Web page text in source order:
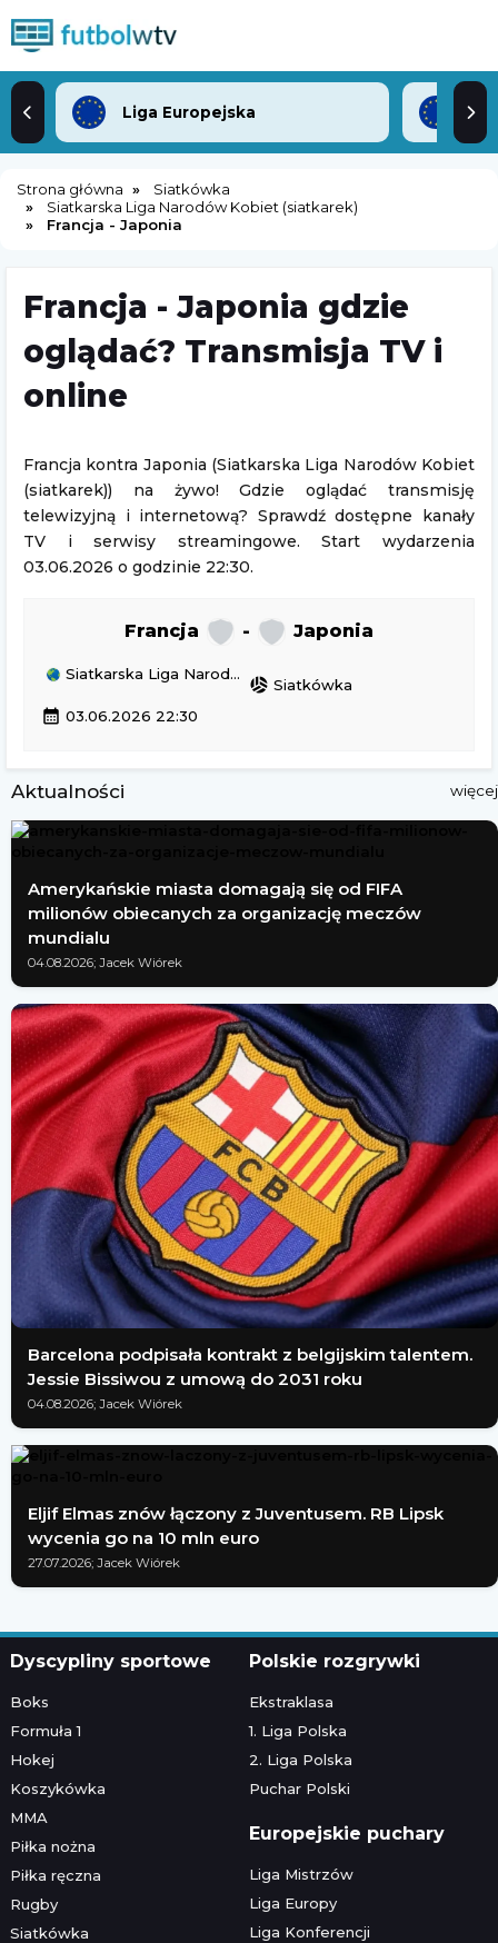
Liga Europejska
Strona główna
Siatkówka
Siatkarska Liga Narodów Kobiet (siatkarek)
Francja - Japonia
Francja - Japonia gdzie
oglądać? Transmisja TV i
online
Francja kontra Japonia (Siatkarska Liga Narodów Kobiet
(siatkarek)) na żywo! Gdzie oglądać transmisję
telewizyjną i internetową? Sprawdź dostępne kanały
TV i serwisy streamingowe. Start wydarzenia
03.06.2026 o godzinie 22:30.
Francja - Japonia
Siatkarska Liga Narodów Kobiet (siatkarek)
sports_volleyball Siatkówka
calendar_month 03.06.2026 22:30
Aktualności więcej
Amerykańskie miasta domagają się od FIFA
milionów obiecanych za organizację meczów
mundialu
04.08.2026; Jacek Wiórek
Barcelona podpisała kontrakt z belgijskim talentem.
Jessie Bissiwou z umową do 2031 roku
04.08.2026; Jacek Wiórek
Eljif Elmas znów łączony z Juventusem. RB Lipsk
wycenia go na 10 mln euro
27.07.2026; Jacek Wiórek
Dyscypliny sportowe
Boks
Formuła 1
Hokej
Koszykówka
MMA
Piłka nożna
Piłka ręczna
Rugby
Siatkówka
Polskie rozgrywki
Ekstraklasa
1. Liga Polska
2. Liga Polska
Puchar Polski
Europejskie puchary
Liga Mistrzów
Liga Europy
Liga Konferencji